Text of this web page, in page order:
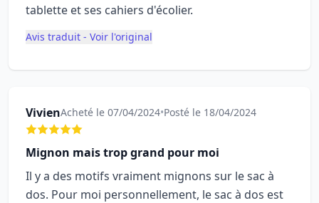
tablette et ses cahiers d'écolier.
Avis traduit - Voir l'original
VivienAcheté le 07/04/2024•Posté le 18/04/2024
Mignon mais trop grand pour moi
Il y a des motifs vraiment mignons sur le sac à
dos. Pour moi personnellement, le sac à dos est